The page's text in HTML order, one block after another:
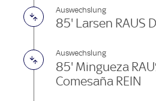
Auswechslung
85' Larsen RAUS
Auswechslung
85' Mingueza
Comesaña REIN